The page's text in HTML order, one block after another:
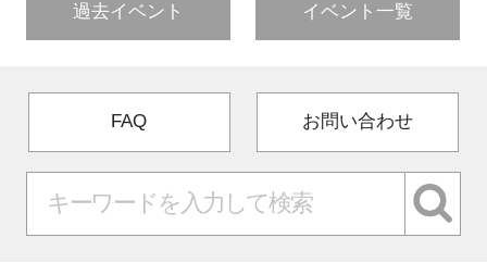
過去イベント イベント一覧
FAQ お問い合わせ